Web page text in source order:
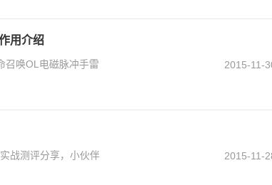
用介绍
召唤OL电磁脉冲手雷
2015-11-
战测评分享，小伙伴
2015-11-